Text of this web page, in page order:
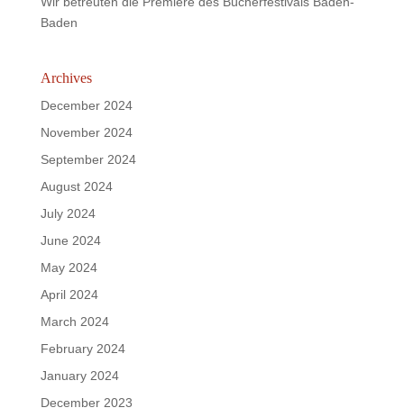
Baden
Archives
December 2024
November 2024
September 2024
August 2024
July 2024
June 2024
May 2024
April 2024
March 2024
February 2024
January 2024
December 2023